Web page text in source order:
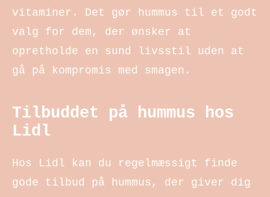
vitaminer. Det gør hummus til et godt
valg for dem, der ønsker at
opretholde en sund livsstil uden at
gå på kompromis med smagen.
Tilbuddet på hummus hos
Lidl
Hos Lidl kan du regelmæssigt finde
gode tilbud på hummus, der giver dig